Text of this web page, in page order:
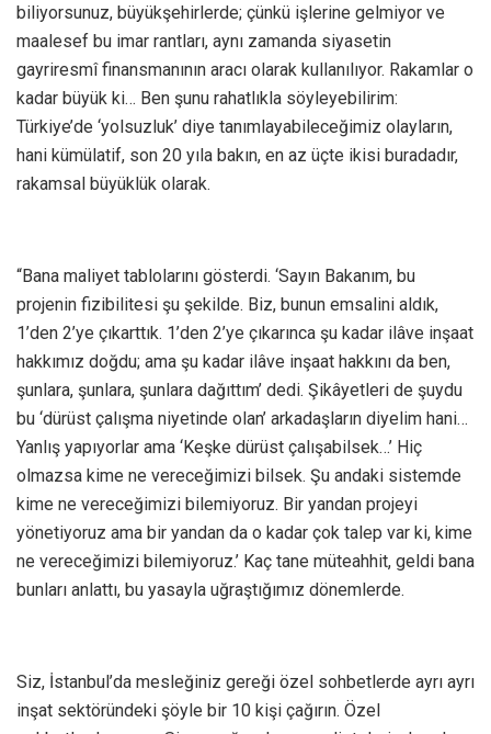
biliyorsunuz, büyükşehirlerde; çünkü işlerine gelmiyor ve
maalesef bu imar rantları, aynı zamanda siyasetin
gayriresmî finansmanının aracı olarak kullanılıyor. Rakamlar o
kadar büyük ki… Ben şunu rahatlıkla söyleyebilirim:
Türkiye’de ‘yolsuzluk’ diye tanımlayabileceğimiz olayların,
hani kümülatif, son 20 yıla bakın, en az üçte ikisi buradadır,
rakamsal büyüklük olarak.
“Bana maliyet tablolarını gösterdi. ‘Sayın Bakanım, bu
projenin fizibilitesi şu şekilde. Biz, bunun emsalini aldık,
1’den 2’ye çıkarttık. 1’den 2’ye çıkarınca şu kadar ilâve inşaat
hakkımız doğdu; ama şu kadar ilâve inşaat hakkını da ben,
şunlara, şunlara, şunlara dağıttım’ dedi. Şikâyetleri de şuydu
bu ‘dürüst çalışma niyetinde olan’ arkadaşların diyelim hani…
Yanlış yapıyorlar ama ‘Keşke dürüst çalışabilsek…’ Hiç
olmazsa kime ne vereceğimizi bilsek. Şu andaki sistemde
kime ne vereceğimizi bilemiyoruz. Bir yandan projeyi
yönetiyoruz ama bir yandan da o kadar çok talep var ki, kime
ne vereceğimizi bilemiyoruz.’ Kaç tane müteahhit, geldi bana
bunları anlattı, bu yasayla uğraştığımız dönemlerde.
Siz, İstanbul’da mesleğiniz gereği özel sohbetlerde ayrı ayrı
inşat sektöründeki şöyle bir 10 kişi çağırın. Özel